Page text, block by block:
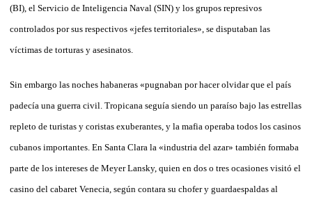
(BI), el Servicio de Inteligencia Naval (SIN) y los grupos represivos
controlados por sus respectivos «jefes territoriales», se disputaban las
víctimas de torturas y asesinatos.
Sin embargo las noches habaneras «pugnaban por hacer olvidar que el país
padecía una guerra civil. Tropicana seguía siendo un paraíso bajo las estrellas
repleto de turistas y coristas exuberantes, y la mafia operaba todos los casinos
cubanos importantes. En Santa Clara la «industria del azar» también formaba
parte de los intereses de Meyer Lansky, quien en dos o tres ocasiones visitó el
casino del cabaret Venecia, según contara su chofer y guardaespaldas al